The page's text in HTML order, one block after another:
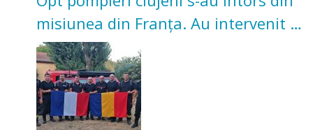
misiunea din Franța. Au intervenit la
incendii de vegetație și pădure